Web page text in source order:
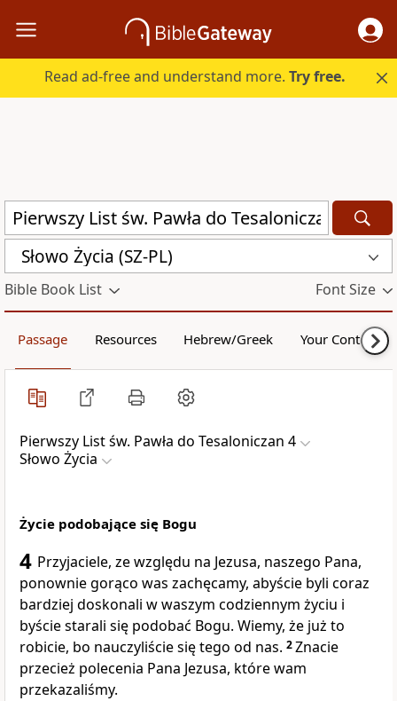
Read ad-free and understand more.Try free.
Słowo Życia (SZ-PL)
Bible Book List Font Size
Passage Resources Hebrew/Greek Your Content
Pierwszy List św. Pawła do Tesaloniczan 4
Słowo Życia
Życie podobające się Bogu
4 Przyjaciele, ze względu na Jezusa, naszego Pana,
ponownie gorąco was zachęcamy, abyście byli coraz
bardziej doskonali w waszym codziennym życiu i
byście starali się podobać Bogu. Wiemy, że już to
robicie, bo nauczyliście się tego od nas. 2Znacie
przecież polecenia Pana Jezusa, które wam
przekazaliśmy.